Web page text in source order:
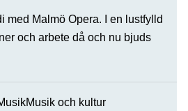
med Malmö Opera. I en lustfylld
och arbete då och nu bjuds
Musik och kultur